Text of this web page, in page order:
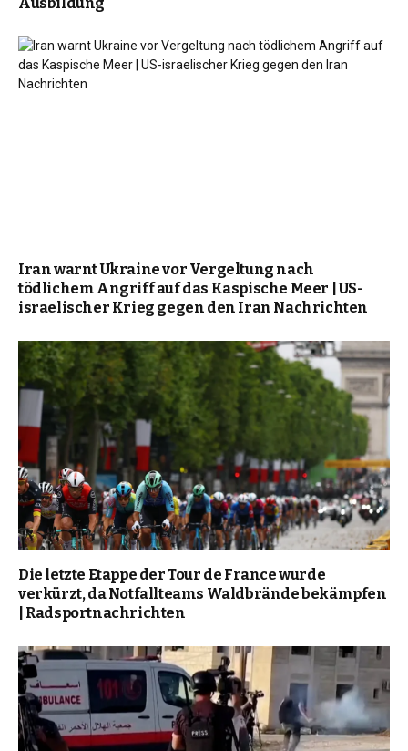
Iran warnt Ukraine vor Vergeltung nach
tödlichem Angriff auf das Kaspische Meer | US-
israelischer Krieg gegen den Iran Nachrichten
Die letzte Etappe der Tour de France wurde
verkürzt, da Notfallteams Waldbrände bekämpfen
| Radsportnachrichten